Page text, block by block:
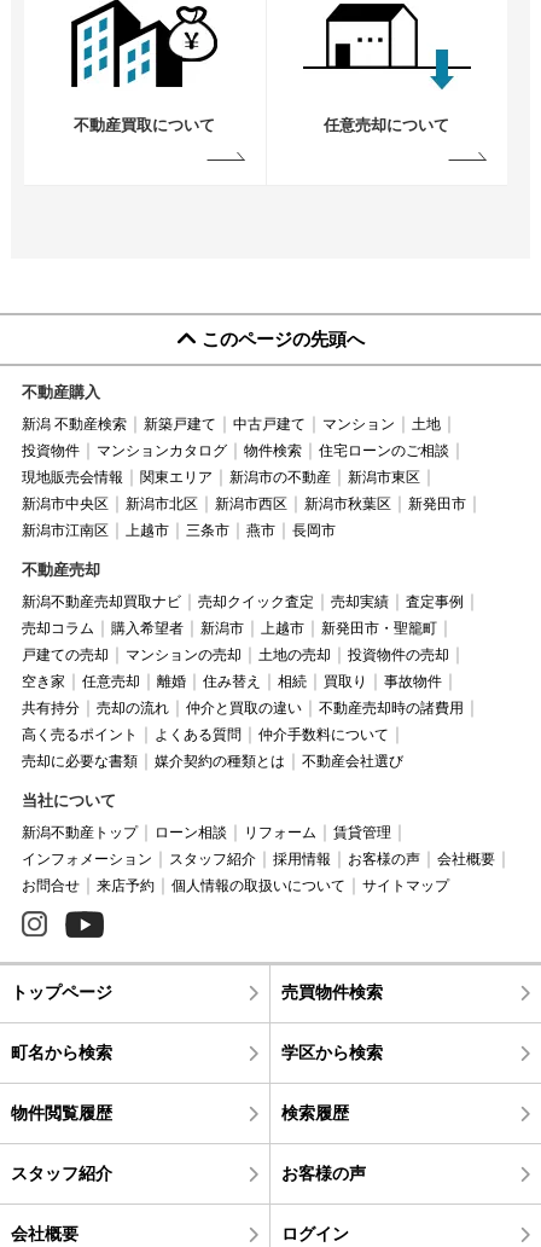
不動産買取について 任意売却について
このページの先頭へ
不動産購入
新潟 不動産検索 新築戸建て 中古戸建て マンション
土地
投資物件
マンションカタログ 物件検索
住宅ローンのご相談
現地販売会情報
関東エリア 新潟市の不動産
新潟市東区
新潟市中央区
新潟市北区 新潟市西区 新潟市秋葉区
新発田市
新潟市江南区
上越市 三条市 燕市 長岡市
不動産売却
新潟不動産売却買取ナビ 売却クイック査定 売却実績
査定事例
売却コラム
購入希望者 新潟市 上越市
新発田市・聖籠町
戸建ての売却
マンションの売却 土地の売却
投資物件の売却
空き家
任意売却 離婚 住み替え 相続 買取り
事故物件
共有持分
売却の流れ 仲介と買取の違い
不動産売却時の諸費用
高く売るポイント
よくある質問
仲介手数料について
売却に必要な書類
媒介契約の種類とは 不動産会社選び
当社について
新潟不動産トップ ローン相談 リフォーム
賃貸管理
インフォメーション
スタッフ紹介 採用情報 お客様の声
会社概要
お問合せ
来店予約 個人情報の取扱いについて サイトマップ
トップページ 売買物件検索
町名から検索 学区から検索
物件閲覧履歴 検索履歴
スタッフ紹介 お客様の声
会社概要 ログイン